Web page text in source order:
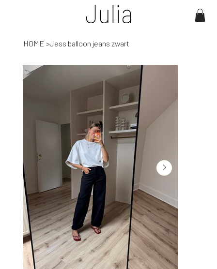
HOME >Jess balloon jeans zwart